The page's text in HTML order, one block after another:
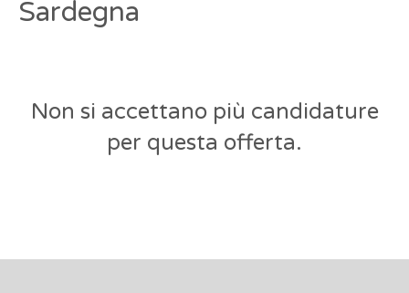
Sardegna
Non si accettano più candidature
per questa offerta.